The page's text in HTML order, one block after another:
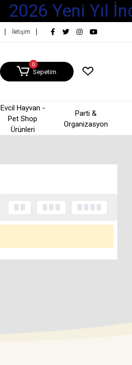
2026 Yeni Yıl
İletişim
0
Sepetim
Evcil Hayvan -
Pet Shop
Ürünleri
Parti &
Organizasyon